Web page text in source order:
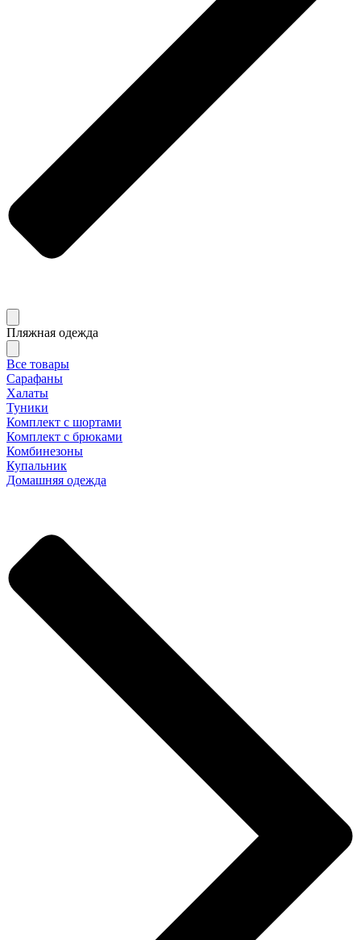
Пляжная одежда
Все товары
Сарафаны
Халаты
Туники
Комплект с шортами
Комплект с брюками
Комбинезоны
Купальник
Домашняя одежда